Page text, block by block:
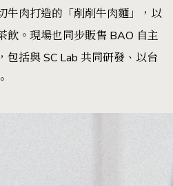
牛肉打造的「削削牛肉麵」，以
飲。現場也同步販售 BAO 自主
包括與 SC Lab 共同研發、以台